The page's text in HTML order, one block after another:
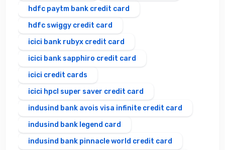
hdfc paytm bank credit card
hdfc swiggy credit card
icici bank rubyx credit card
icici bank sapphiro credit card
icici credit cards
icici hpcl super saver credit card
indusind bank avois visa infinite credit card
indusind bank legend card
indusind bank pinnacle world credit card